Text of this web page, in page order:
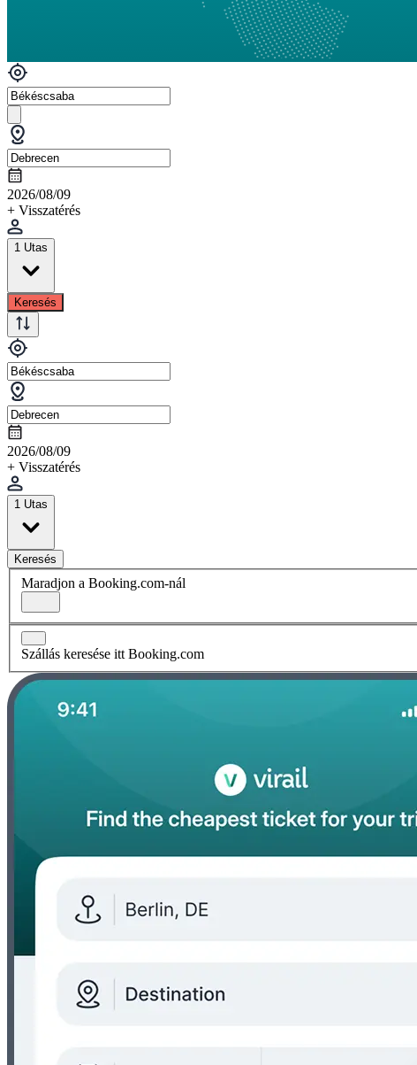
2026/08/09
+ Visszatérés
1 Utas
Keresés
2026/08/09
+ Visszatérés
1 Utas
Keresés
Maradjon a Booking.com-nál
Szállás keresése itt Booking.com